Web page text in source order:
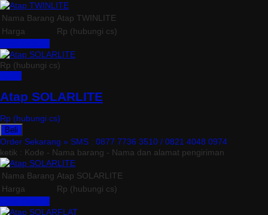
Nama Barang Atap TWINLITE
Harga
Rp (hubungi cs)
Rp (hubungi cs)
Atap SOLARLITE
Rp (hubungi cs)
Beli
Order Sekarang » SMS : 0877 7736 3510 / 0821 4048 0974
ketik : Kode - Nama barang - Nama dan alamat pengiriman
Nama Barang Atap SOLARLITE
Harga
Rp (hubungi cs)